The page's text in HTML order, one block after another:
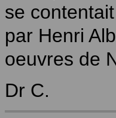
se
par Henri
oeuvres de
Dr C.